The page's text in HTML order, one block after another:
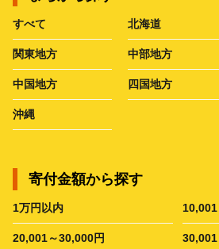
すべて 北海道
関東地方 中部地方
中国地方 四国地方
沖縄
寄付金額から探す
1万円以内
20,001～30,000円